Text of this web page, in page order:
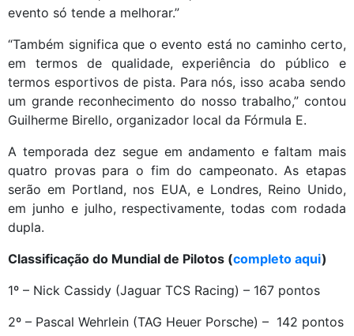
evento só tende a melhorar.”
“Também significa que o evento está no caminho certo,
em termos de qualidade, experiência do público e
termos esportivos de pista. Para nós, isso acaba sendo
um grande reconhecimento do nosso trabalho,” contou
Guilherme Birello, organizador local da Fórmula E.
A temporada dez segue em andamento e faltam mais
quatro provas para o fim do campeonato. As etapas
serão em Portland, nos EUA, e Londres, Reino Unido,
em junho e julho, respectivamente, todas com rodada
dupla.
Classificação do Mundial de Pilotos (completo aqui)
1º – Nick Cassidy (Jaguar TCS Racing) – 167 pontos
2º – Pascal Wehrlein (TAG Heuer Porsche) – 142 pontos